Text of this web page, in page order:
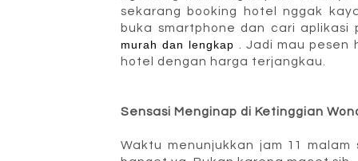
sekarang booking hotel nggak
buka smartphone dan cari
murah dan lengkap. Jadi mau pesen
hotel dengan harga terjangkau.
Sensasi Menginap di Ketinggian
Waktu menunjukkan jam 11 malam